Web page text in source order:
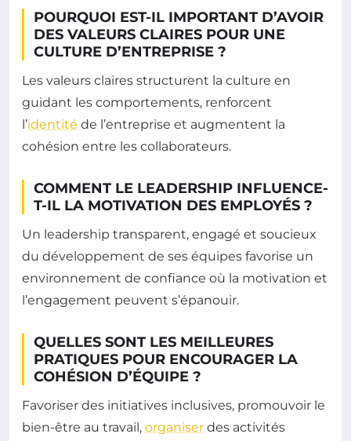
POURQUOI EST-IL IMPORTANT D’AVOIR
DES VALEURS CLAIRES POUR UNE
CULTURE D’ENTREPRISE ?
Les valeurs claires structurent la culture en
guidant les comportements, renforcent
l’identité de l’entreprise et augmentent la
cohésion entre les collaborateurs.
COMMENT LE LEADERSHIP INFLUENCE-
T-IL LA MOTIVATION DES EMPLOYÉS ?
Un leadership transparent, engagé et soucieux
du développement de ses équipes favorise un
environnement de confiance où la motivation et
l’engagement peuvent s’épanouir.
QUELLES SONT LES MEILLEURES
PRATIQUES POUR ENCOURAGER LA
COHÉSION D’ÉQUIPE ?
Favoriser des initiatives inclusives, promouvoir le
bien-être au travail, organiser des activités